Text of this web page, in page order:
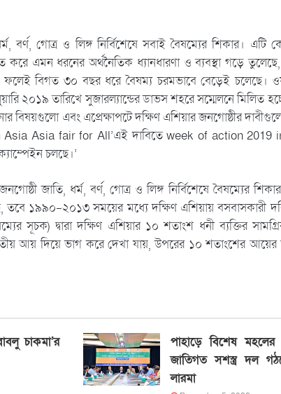
বর্ণ, গোত্র ও লিঙ্গ নির্বিশেষে সবাই বৈষম্যের শিকার। এটি
এমন ধরনের অর্থনৈতিক ধ্যানধারণা ও ব্যবস্থা গড়ে
বিগত ৩০ বছর ধরে বৈষম্য চরমভাবে বেড়েই চলেছে।
তারিখে সুজারল্যান্ডের ডাভস শহরে সম্মেলনে মিলিত
এবং এপ্রেক্ষাপটে দক্ষিণ এশিয়ার জনগোষ্ঠীর
Asia fair for All’এই দাবিতে week of action 2019
চলছে।’
জাতি, ধর্ম, বর্ণ, গোত্র ও লিঙ্গ নির্বিশেষে বৈষম্যের শিকার।
তবে ১৯৯০-২০১৩ সময়ের মধ্যে দক্ষিণ এশিয়ায় বসবাসকারী
সূচক) দ্বারা দক্ষিণ এশিয়ার ১০ শতাংশ ধনী ব্যক্তির
আয় দিয়ে ভাগ করে দেখা যায়, উপরের ১০ শতাংশের আয়ের
চাকমা’র
পাহাড়ে বিশেষ
জাতিগত সশস্ত্র দল
লারমা